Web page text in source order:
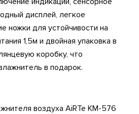
дисплей, легкое
ножки для устойчивости на
1,5м и двойная упаковка в
коробку, что
в подарок.
воздуха AiRTe KM-576